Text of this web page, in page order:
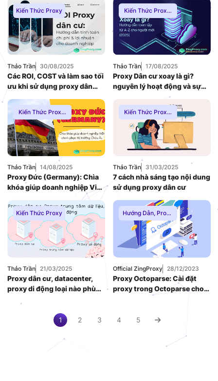
Kiến Thức Proxy
Thảo Trần 30/08/2025
Các ROI, COST và làm sao tối
ưu khi sử dụng proxy dân
Kiến Thức Proxy,
Proxy Dân Cư
Thảo Trần 17/08/2025
Proxy Dân cư xoay là gì?
nguyên lý hoạt động và sự
khác biệt với phần còn lại
Kiến Thức Proxy,
Thuê Proxy Nước
Ngoài
Thảo Trần 14/08/2025
Proxy Đức (Germany): Chìa
khóa giúp doanh nghiệp Việt
chinh phục thị trường Châu
Âu
Kiến Thức Proxy,
Proxy Dân Cư
Thảo Trần 31/03/2025
7 cách nhà sáng tạo nội dung
sử dụng proxy dân cư
Kiến Thức Proxy
Thảo Trần 21/03/2025
Proxy dân cư, datacenter,
proxy di động loại nào phù
Hướng Dẫn, Proxy
Dân Cư,Proxy
SOCKS5,Thuê
Proxy Nước Ngoài,
Thuê Proxy US
Thuê Proxy Việt
Nam,
Uncategorized
Official ZingProxy 28/12/2023
Proxy Octoparse: Cài đặt
proxy trong Octoparse cho
1 2 3 4 5